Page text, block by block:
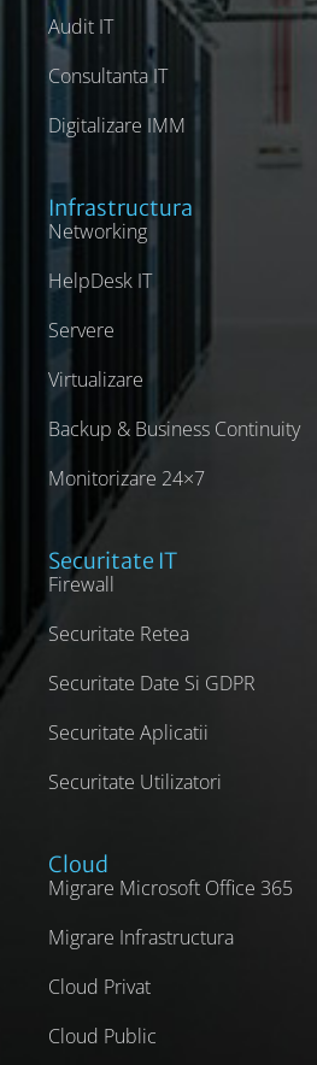
Audit IT
Consultanta IT
Digitalizare IMM
Infrastructura
Networking
HelpDesk IT
Servere
Virtualizare
Backup & Business Continuity
Monitorizare 24×7
Securitate IT
Firewall
Securitate Retea
Securitate Date Si GDPR
Securitate Aplicatii
Securitate Utilizatori
Cloud
Migrare Microsoft Office 365
Migrare Infrastructura
Cloud Privat
Cloud Public